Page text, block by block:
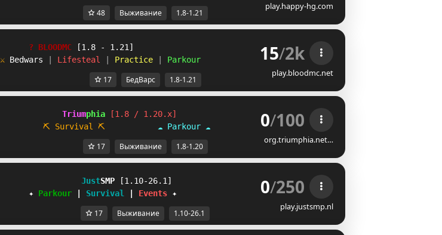
play.happy-hg.com
48 Выживание 1.8-1.21
? BL OODMC [1.8 - 1.21]
⚔ Bedwars Lifesteal Practice Parkour 15/2k
play.bloodmc.net
17 БедВарс 1.8-1.21
Triumphia
[1.8 / 1.20.x]
⛏ Survival
⛏ ☁ Parkour ☁ 0/100
org.triumphia.net…
17 Выживание 1.8-1.20
JustSMP
[1.10-26.1]
✦ Parkour Survival Events ✦ 0/250
play.justsmp.nl
17 Выживание 1.10-26.1